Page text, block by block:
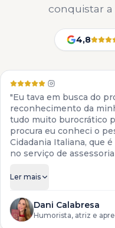
conquistar a
4,8
"Eu tava em busca do
reconhecimento da
tudo muito burocrático
procura eu conheci o
Cidadania Italiana, que
no serviço de
os serviços para
do processo lá na Itália."
Ler mais
Dani Calabresa
Humorista, atriz e